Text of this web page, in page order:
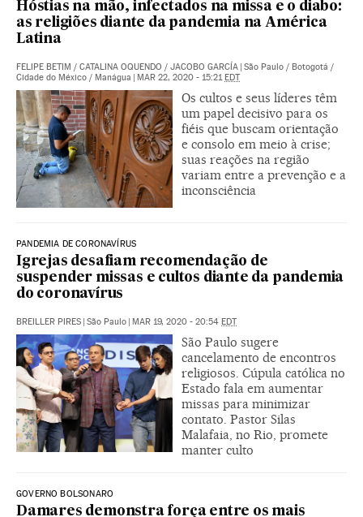
Hóstias na mão, infectados na missa e o diabo:
as religiões diante da pandemia na América
Latina
FELIPE BETIM / CATALINA OQUENDO / JACOBO GARCÍA São Paulo / Botogotá /
Cidade do México / Manágua
MAR 22, 2020 - 15:21 EDT
Os cultos e seus líderes têm
um papel decisivo para os
fiéis que buscam orientação
e consolo em meio à crise;
suas reações na região
variam entre a prevenção e a
inconsciência
PANDEMIA DE CORONAVÍRUS
Igrejas desafiam recomendação de
suspender missas e cultos diante da pandemia
do coronavírus
BREILLER PIRES | São Paulo | MAR 19, 2020 - 20:54 EDT
São Paulo sugere
cancelamento de encontros
religiosos. Cúpula católica no
Estado fala em aumentar
missas para minimizar
contato. Pastor Silas
Malafaia, no Rio, promete
manter culto
GOVERNO BOLSONARO
Damares demonstra força entre os mais